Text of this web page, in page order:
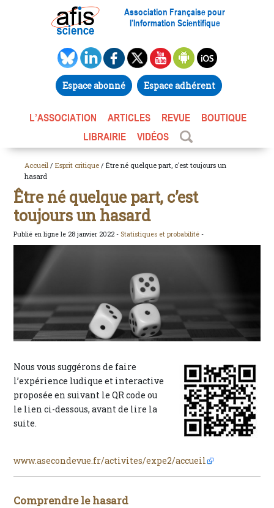
Association Française pour
l’Information Scientifique
Espace abonné Espace adhérent
L’ASSOCIATION ARTICLES REVUE
BOUTIQUE
LIBRAIRIE
VIDÉOS
Accueil / Esprit critique / Être né quelque part, c’est toujours un
hasard
Être né quelque part, c’est
toujours un hasard
Publié en ligne le 28 janvier 2022 - Statistiques et probabilité -
Nous vous suggérons de faire
l’expérience ludique et interactive
proposée en suivant le QR code ou
le lien ci-dessous, avant de lire la
suite.
www.asecondevue.fr/activites/expe2/accueil
Comprendre le hasard